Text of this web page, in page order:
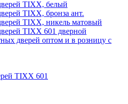
TIXX 601